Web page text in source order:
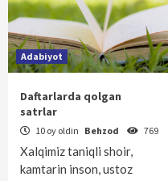
Adabiyot
Daftarlarda qolgan
satrlar
10 oy oldin Behzod 769
Xalqimiz taniqli shoir,
kamtarin inson, ustoz